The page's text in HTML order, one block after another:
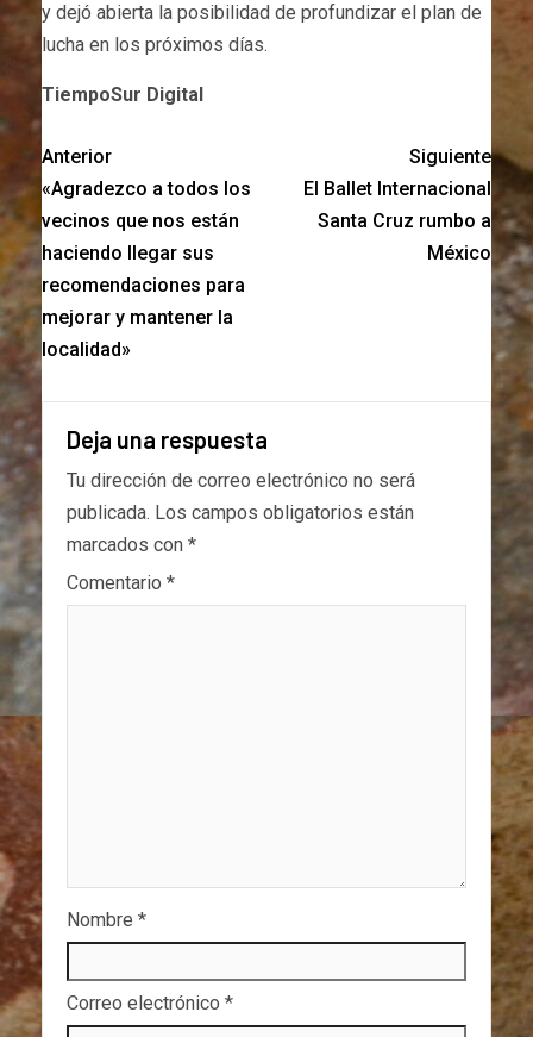
y dejó abierta la posibilidad de profundizar el plan de
lucha en los próximos días.
TiempoSur Digital
Anterior
«Agradezco a todos los
vecinos que nos están
haciendo llegar sus
recomendaciones para
mejorar y mantener la
localidad»
Siguiente
El Ballet Internacional
Santa Cruz rumbo a
México
Deja una respuesta
Tu dirección de correo electrónico no será
publicada. Los campos obligatorios están
marcados con *
Comentario *
Nombre *
Correo electrónico *